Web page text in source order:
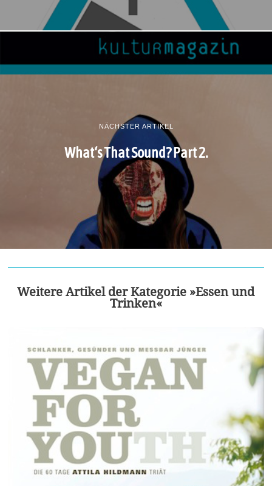
NÄCHSTER ARTIKEL
What‘s That Sound? Part 2.
Weitere Artikel der Kategorie »Essen und
Trinken«